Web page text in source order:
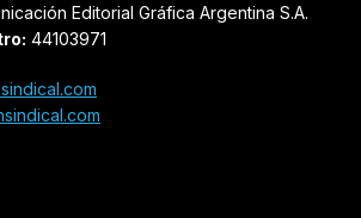
Editorial Gráfica Argentina S.A.
44103971